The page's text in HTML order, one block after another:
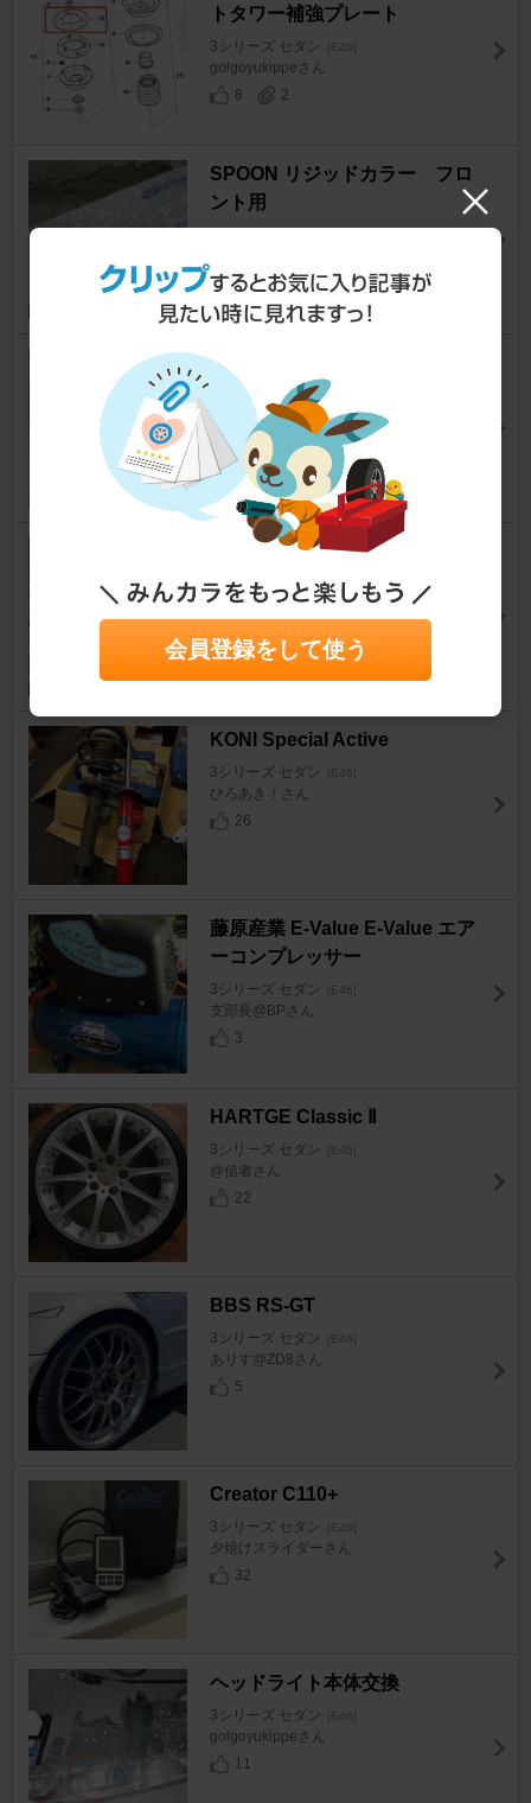
トタワー補強プレート
3シリーズ セダン [E46]
golgoyukippeさん
8
2
SPOON リジッドカラー フロ
ント用
3
0
a/tack BMW E46 スピーカーア
タッチメント AT-109
3シリーズ セダン [E46]
alloroさん
15
WAKO'S GM-T / ガスケットメ
イク
19
KONI Special Active
3シリーズ セダン [E46]
ひろあき！さん
26
藤原産業 E-Value E-Value エア
ーコンプレッサー
3シリーズ セダン [E46]
支部長@BPさん
3
HARTGE Classic Ⅱ
3シリーズ セダン [E46]
@信者さん
22
BBS RS-GT
3シリーズ セダン [E46]
ありす@ZD8さん
5
Creator C110+
3シリーズ セダン [E46]
夕焼けスライダーさん
32
ヘッドライト本体交換
3シリーズ セダン [E46]
golgoyukippeさん
11
会員登録をして使う